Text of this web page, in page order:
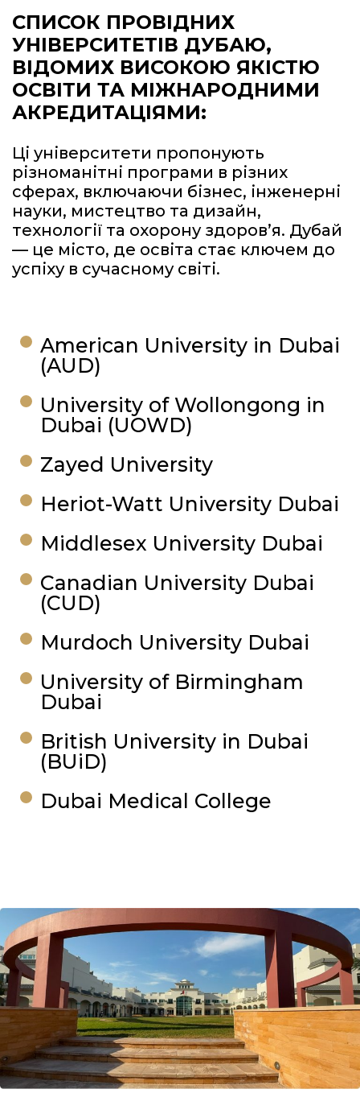
СПИСОК ПРОВІДНИХ
УНІВЕРСИТЕТІВ ДУБАЮ,
ВІДОМИХ ВИСОКОЮ ЯКІСТЮ
ОСВІТИ ТА МІЖНАРОДНИМИ
АКРЕДИТАЦІЯМИ:
Ці університети пропонують
різноманітні програми в різних
сферах, включаючи бізнес, інженерні
науки, мистецтво та дизайн,
технології та охорону здоров’я. Дубай
— це місто, де освіта стає ключем до
успіху в сучасному світі.
American University in Dubai
(AUD)
University of Wollongong in
Dubai (UOWD)
Zayed University
Heriot-Watt University Dubai
Middlesex University Dubai
Canadian University Dubai
(CUD)
Murdoch University Dubai
University of Birmingham
Dubai
British University in Dubai
(BUiD)
Dubai Medical College